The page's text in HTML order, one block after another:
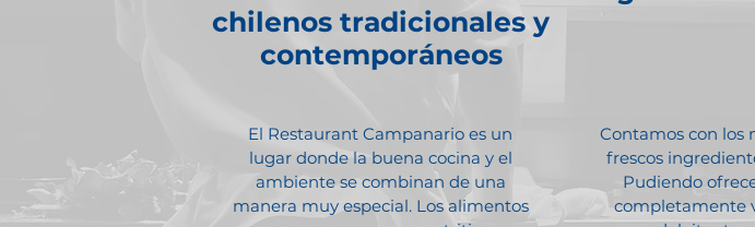
chilenos tradicionales y
contemporáneos
El Restaurant Campanario es un
lugar donde la buena cocina y el
ambiente se combinan de una
manera muy especial. Los alimentos
Contamos con los
frescos
Pudiendo
completamente